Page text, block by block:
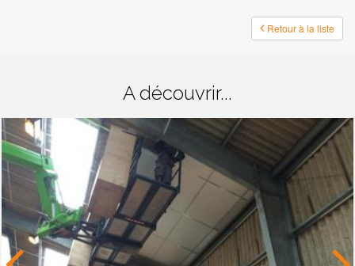
Retour à la liste
A découvrir...